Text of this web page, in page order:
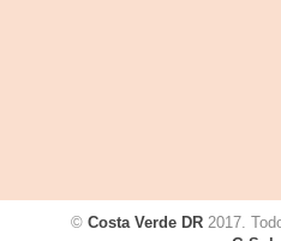
© Costa Verde DR2017.